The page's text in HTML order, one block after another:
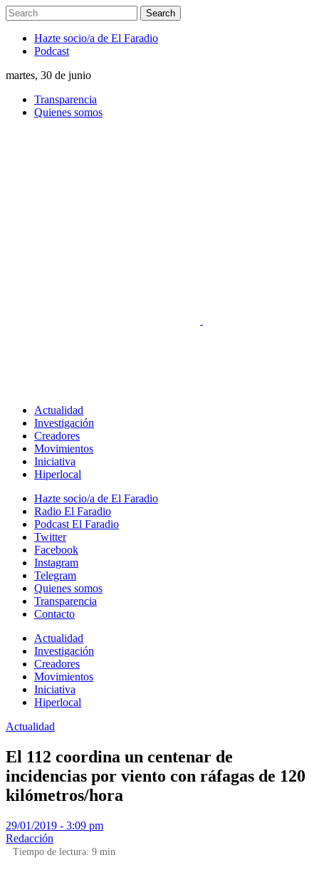
Hazte socio/a de El Faradio
Podcast
martes, 30 de junio
Transparencia
Quienes somos
Actualidad
Investigación
Creadores
Movimientos
Iniciativa
Hiperlocal
Hazte socio/a de El Faradio
Radio El Faradio
Podcast El Faradio
Twitter
Facebook
Instagram
Telegram
Quienes somos
Transparencia
Contacto
Actualidad
Investigación
Creadores
Movimientos
Iniciativa
Hiperlocal
Actualidad
El 112 coordina un centenar de
incidencias por viento con ráfagas de 120
kilómetros/hora
29/01/2019 - 3:09 pm
Redacción
Tiempo de lectura: 9 min